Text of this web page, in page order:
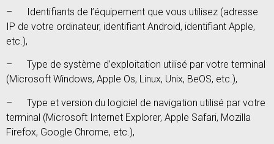
– Identifiants de l’équipement que vous utilisez (adresse
IP de votre ordinateur, identifiant Android, identifiant Apple,
etc.),
– Type de système d’exploitation utilisé par votre terminal
(Microsoft Windows, Apple Os, Linux, Unix, BeOS, etc.),
– Type et version du logiciel de navigation utilisé par votre
terminal (Microsoft Internet Explorer, Apple Safari, Mozilla
Firefox, Google Chrome, etc.),